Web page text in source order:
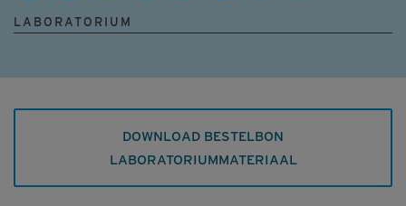
LABORATORIUM
DOWNLOAD BESTELBON
LABORATORIUMMATERIAAL